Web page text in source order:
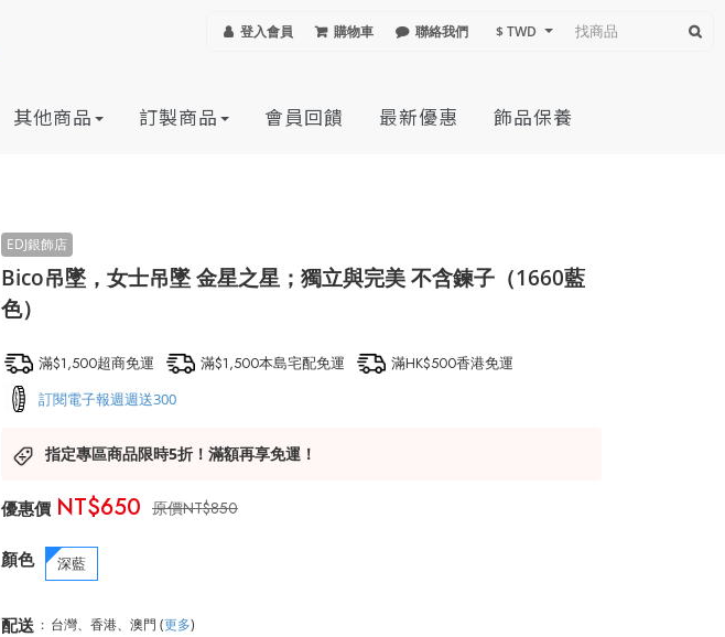
登入會員 購物車 聯絡我們 $ TWD
其他商品 訂製商品 會員回饋 最新優惠 飾品保養
Bico吊墜，女士吊墜 金星之星；獨立與完美 不含鍊子（1660藍
色）
滿$1,500超商免運 滿$1,500本島宅配免運 滿HK$500香港免運
訂閱電子報週週送300
指定專區商品限時5折！滿額再享免運！
NT$850
NT$650
顏色 深藍
配送 : 台灣、香港、澳門 (更多)